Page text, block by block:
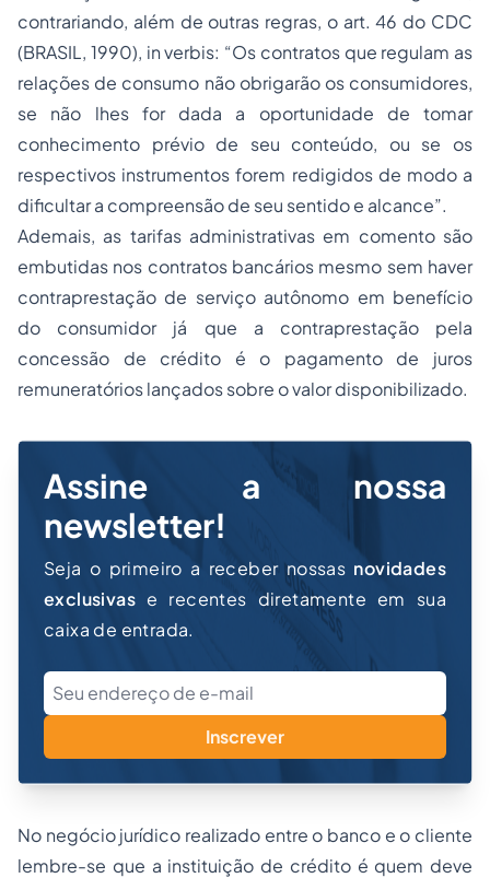
contrariando, além de outras regras, o art. 46 do CDC
(BRASIL, 1990), in verbis: “Os contratos que regulam as
relações de consumo não obrigarão os consumidores,
se não lhes for dada a oportunidade de tomar
conhecimento prévio de seu conteúdo, ou se os
respectivos instrumentos forem redigidos de modo a
dificultar a compreensão de seu sentido e alcance”.
Ademais, as tarifas administrativas em comento são
embutidas nos contratos bancários mesmo sem haver
contraprestação de serviço autônomo em benefício
do consumidor já que a contraprestação pela
concessão de crédito é o pagamento de juros
remuneratórios lançados sobre o valor disponibilizado.
Assine a nossa
newsletter!
Seja o primeiro a receber nossas novidades
exclusivas e recentes diretamente em sua
caixa de entrada.
Inscrever
No negócio jurídico realizado entre o banco e o cliente
lembre-se que a instituição de crédito é quem deve